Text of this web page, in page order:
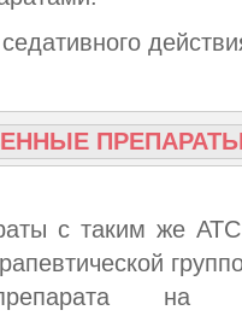
с таким же
на